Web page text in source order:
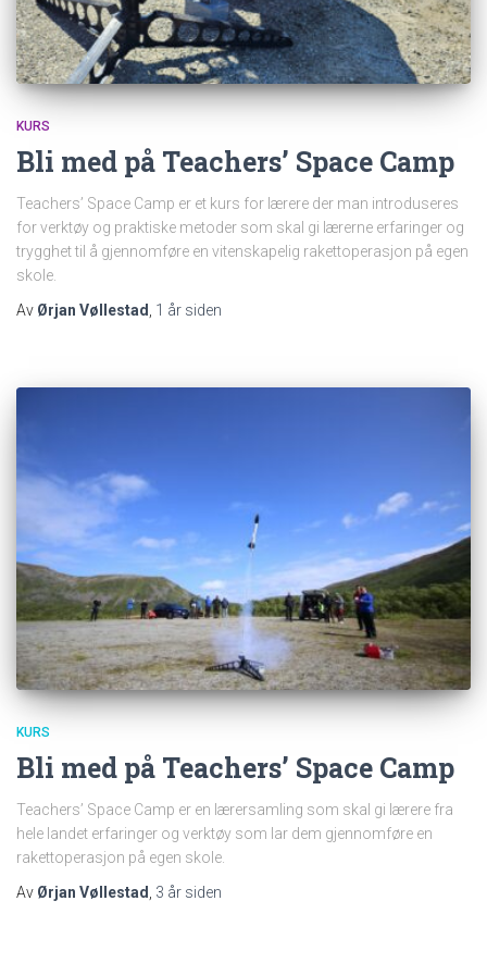
KURS
Bli med på Teachers’ Space Camp
Teachers’ Space Camp er et kurs for lærere der man introduseres
for verktøy og praktiske metoder som skal gi lærerne erfaringer og
trygghet til å gjennomføre en vitenskapelig rakettoperasjon på egen
skole.
Av Ørjan Vøllestad 1 år siden
KURS
Bli med på Teachers’ Space Camp
Teachers’ Space Camp er en lærersamling som skal gi lærere fra
hele landet erfaringer og verktøy som lar dem gjennomføre en
rakettoperasjon på egen skole.
Av Ørjan Vøllestad, 3 år siden